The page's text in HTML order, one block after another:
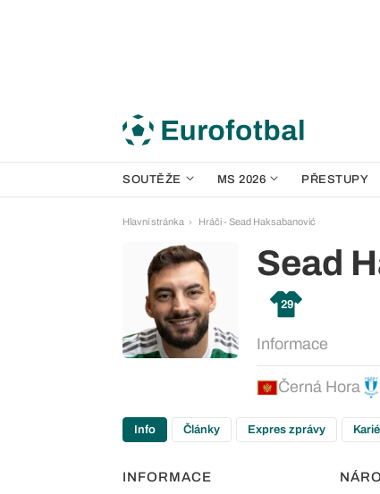
SOUTĚŽE MS 2026 PŘESTUPY
Hlavní stránka Hráči - Sead Haksabanović
Sead
29
Informace
Černá Hora
Info Články Expres zprávy
INFORMACE